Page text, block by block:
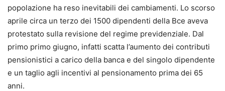
popolazione ha reso inevitabili dei cambiamenti. Lo scorso
aprile circa un terzo dei 1500 dipendenti della Bce aveva
protestato sulla revisione del regime previdenziale. Dal
primo primo giugno, infatti scatta l’aumento dei contributi
pensionistici a carico della banca e del singolo dipendente
e un taglio agli incentivi al pensionamento prima dei 65
anni.